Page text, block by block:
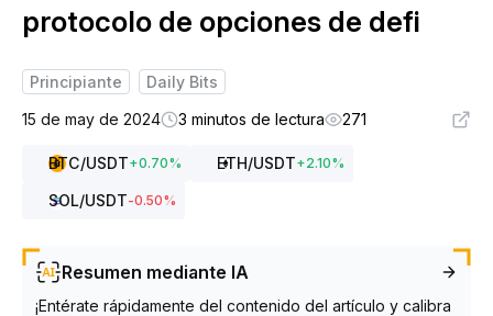
protocolo de opciones de defi
Principiante
Daily Bits
15 de may de 2024
3 minutos de lectura 271
BTC/USDT+0.70% ETH/USDT+2.10%
SOL/USDT-0.50%
Resumen mediante IA
¡Entérate rápidamente del contenido del artículo y calibra